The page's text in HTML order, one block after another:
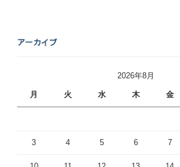
アーカイブ
2026年8月
月 火 水 木 金
3 4 5 6 7